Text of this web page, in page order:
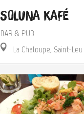
Soluna Kafé
BAR & PUB
La Chaloupe, Saint-Leu